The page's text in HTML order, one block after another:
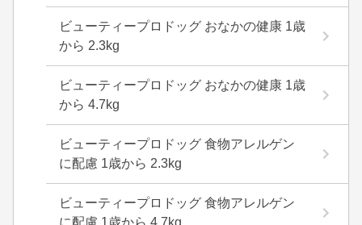
ビューティープロドッグ おなかの健康 1歳
から 2.3kg
ビューティープロドッグ おなかの健康 1歳
から 4.7kg
ビューティープロドッグ 食物アレルゲン
に配慮 1歳から 2.3kg
ビューティープロドッグ 食物アレルゲン
に配慮 1歳から 4.7kg